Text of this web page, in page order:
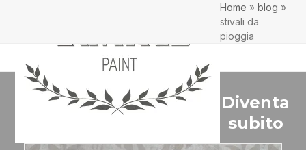
Home »blog »
stivali da
pioggia
Diventa
subito